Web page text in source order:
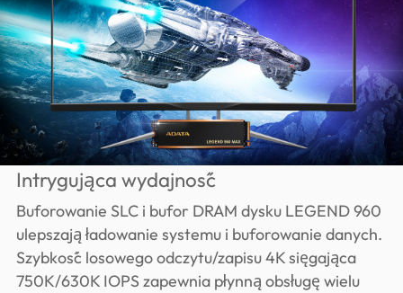
Intrygująca wydajność
Buforowanie SLC i bufor DRAM dysku LEGEND 960
ulepszają ładowanie systemu i buforowanie danych.
Szybkość losowego odczytu/zapisu 4K sięgająca
750K/630K IOPS zapewnia płynną obsługę wielu